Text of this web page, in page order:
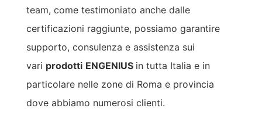
team, come testimoniato anche dalle
certificazioni raggiunte, possiamo garantire
supporto, consulenza e assistenza sui
vari prodotti ENGENIUS in tutta Italia e in
particolare nelle zone di Roma e provincia
dove abbiamo numerosi clienti.